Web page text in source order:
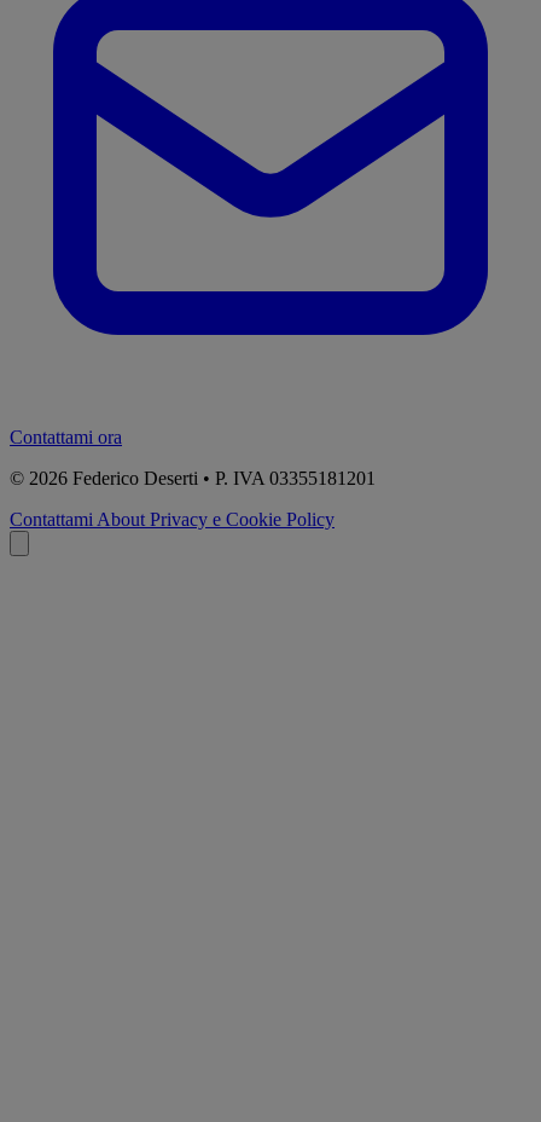
Contattami ora
© 2026 Federico Deserti • P. IVA 03355181201
Contattami About Privacy e Cookie Policy